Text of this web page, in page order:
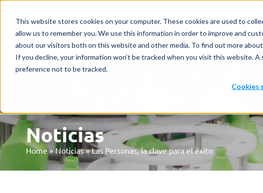
This website stores cookies on your computer. These cookies are used to
allow us to remember you. We use this information in order to improve and
about our visitors both on this website and other media. To find out more
If you decline, your information won’t be tracked when you visit this website.
preference not to be tracked.
Cookies
Inicio Máquinas Mercados y
Noticias
Home»Noticias»Las Personas, la clave para el éxito